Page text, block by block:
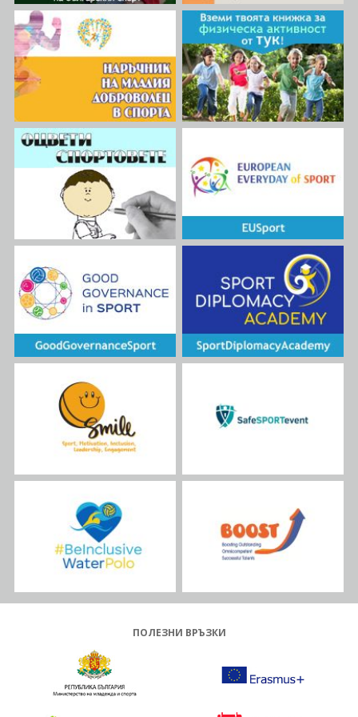
проекта за България, взеха
участие Йоанна Дочевска –
председател на
организацията и Константин
Занков – член на УС на
АРБС.
ПОЛЕЗНИ ВРЪЗКИ